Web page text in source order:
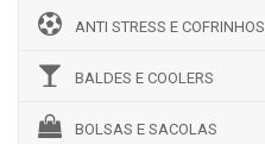
ANTI STRESS E COFRINHOS
BALDES E COOLERS
BOLSAS E SACOLAS